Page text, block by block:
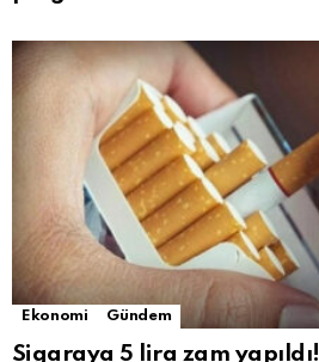
Ekonomi Gündem
Sigaraya 5 lira zam yapıldı!